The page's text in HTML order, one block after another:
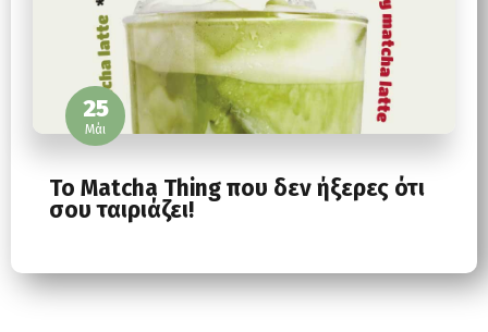
25
Μάι
Το Matcha Thing που δεν ήξερες ότι
σου ταιριάζει!